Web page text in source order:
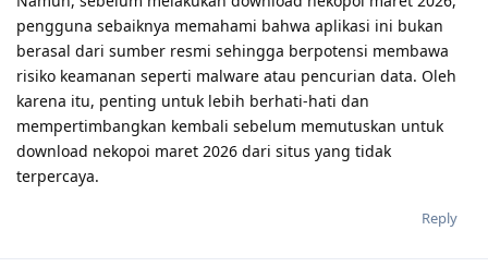
pengguna sebaiknya memahami bahwa aplikasi ini bukan
berasal dari sumber resmi sehingga berpotensi membawa
risiko keamanan seperti malware atau pencurian data. Oleh
karena itu, penting untuk lebih berhati-hati dan
mempertimbangkan kembali sebelum memutuskan untuk
download nekopoi maret 2026 dari situs yang tidak
terpercaya.
Reply